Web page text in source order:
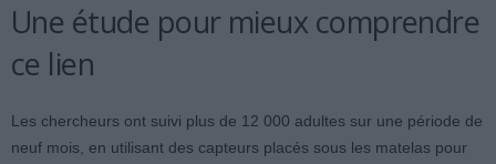
Une étude pour mieux comprendre
ce lien
Les chercheurs ont suivi plus de 12 000 adultes sur une période de
neuf mois, en utilisant des capteurs placés sous les matelas pour